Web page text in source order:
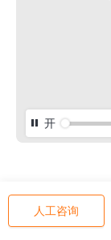
开
人工咨询